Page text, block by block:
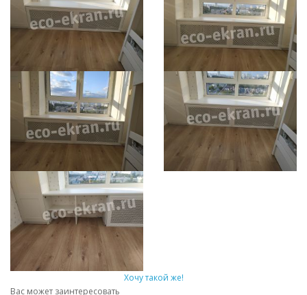
Хочу такой же!
Вас может заинтересовать